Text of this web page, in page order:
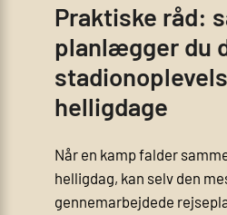
Praktiske råd:
planlægger du
helligdage
Når en kamp falder
helligdag, kan selv den
gennemarbejdede